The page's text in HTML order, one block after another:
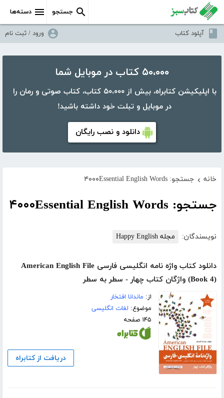
دسته‌ها جستجو
آپلود کتاب ورود / ثبت نام
۵۰،۰۰۰ کتاب در موبایل شما
با اپلیکیشن کتابراه، بیش از ۵۰،۰۰۰ کتاب، کتاب صوتی و رمان را
در موبایل و تبلت خود داشته باشید!
دانلود و نصب رایگان
خانه › جستجو: ۴۰۰۰Essential English Words
جستجو: ۴۰۰۰Essential English Words
نویسندگان: مجله Happy English
دانلود کتاب واژه نامه انگلیسی فارسی American English File
(Book 4) واژگان کتاب چهار - سطر به سطر
از: ماندانا افتخار
موضوع: لغات انگلیسی
۱۴۵ صفحه
دریافت از کتابراه